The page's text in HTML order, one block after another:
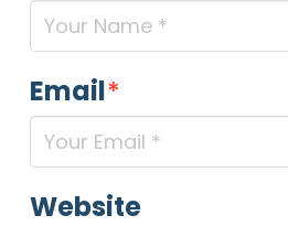
Email*
Website